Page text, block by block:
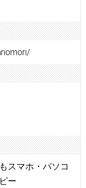
スマホ・パソコ
ー